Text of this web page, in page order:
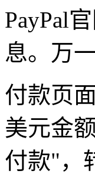
PayPal
息。万
付款页
美元金
付款"，